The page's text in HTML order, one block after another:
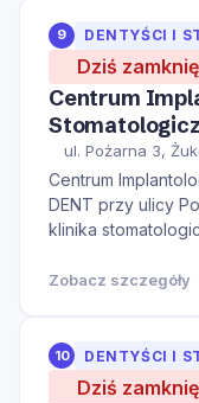
9 DENTYŚCI I
Dziś
Centrum
ul. Pożarna 3,
Centrum
DENT przy ulicy
klinika
zachowawczej,
Zobacz szczegóły
10 DENTYŚCI I
Dziś